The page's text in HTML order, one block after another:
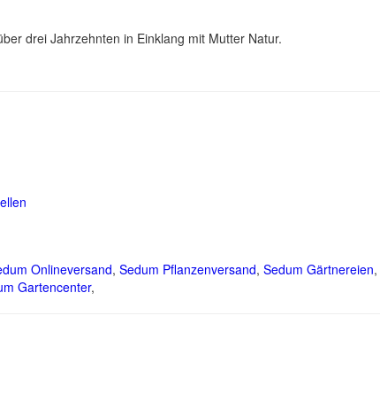
drei Jahrzehnten in Einklang mit Mutter Natur.
Onlineversand, Sedum Pflanzenversand, Sedum Gärtnereien,
Gartencenter,